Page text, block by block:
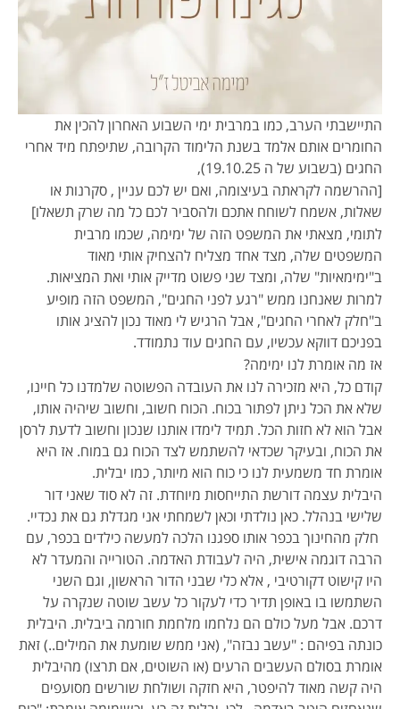
התיישבתי הערב, כמו במרבית ימי השבוע האחרון להכין את
החומרים אותם אלמד בשנת הלימוד הקרובה, שתיפתח מיד אחרי
החגים (בשבוע של ה 19.10.25),
[ההרשמה לקראתה בעיצומה, ואם יש לכם עניין , סקרנות או
שאלות, אשמח לשוחח אתכם ולהסביר לכם כל מה שרק תשאלו]
לתומי, מצאתי את המשפט הזה של ימימה, שכמו מרבית
המשפטים שלה, מצד אחד מצליח להצחיק אותי מאוד
ב"ימימאיות" שלה, ומצד שני פשוט מדייק אותי ואת המציאות.
למרות שאנחנו ממש "רגע לפני החגים", המשפט הזה מופיע
ב"חלק לאחרי החגים", אבל הרגיש לי מאוד נכון להציג אותו
בפניכם דווקא עכשיו, עם החגים עוד נתמודד.
אז מה אומרת לנו ימימה?
קודם כל, היא מזכירה לנו את העובדה הפשוטה שלמדנו כל חיינו,
שלא את הכל ניתן לפתור בכוח. הכוח חשוב, וחשוב שיהיה אותו,
אבל הוא לא חזות הכל. תמיד לימדו אותנו שנכון וחשוב לדעת לרסן
את הכוח, ובעיקר שכדאי להשתמש לצד הכוח גם במוח. אז היא
אומרת חד משמעית לנו כי כוח הוא מיותר, כמו יבלית.
היבלית עצמה דורשת התייחסות מיוחדת. זה לא סוד שאני דור
שלישי בנהלל. כאן נולדתי וכאן לשמחתי אני מגדלת גם את נכדיי.
חלק מהחינוך בכפר אותו ספגנו הלכה למעשה כילדים בכפר, עם
הרבה דוגמה אישית, היה לעבודת האדמה. הטורייה והמעדר לא
היו קישוט דקורטיבי , אלא כלי שבני הדור הראשון, וגם השני
השתמשו בו באופן תדיר כדי לעקור כל עשב שוטה שנקרה על
דרכם. אבל מעל כולם הם נלחמו מלחמת חורמה ביבלית. היבלית
כונתה בפיהם : "עשב נבזה", (אני ממש שומעת את המילים..) זאת
אומרת בסולם העשבים הרעים (או השוטים, אם תרצו) מהיבלית
היה קשה מאוד להיפטר, היא חזקה ושולחת שורשים מסועפים